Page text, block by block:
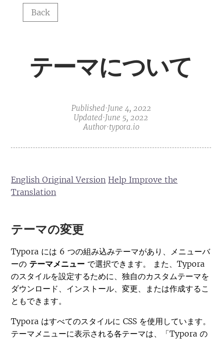
Back
テーマについて
Published·June 4, 2022
Updated·June 5, 2022
Author·typora.io
English Original Version Help Improve the
Translation
テーマの変更
Typora には 6 つの組み込みテーマがあり、メニューバ
ーの テーマメニュー で選択できます。 また、Typora
のスタイルを設定するために、独自のカスタムテーマを
ダウンロード、インストール、変更、または作成するこ
ともできます。
Typora はすべてのスタイルに CSS を使用しています。
テーマメニューに表示される各テーマは、「Typora の